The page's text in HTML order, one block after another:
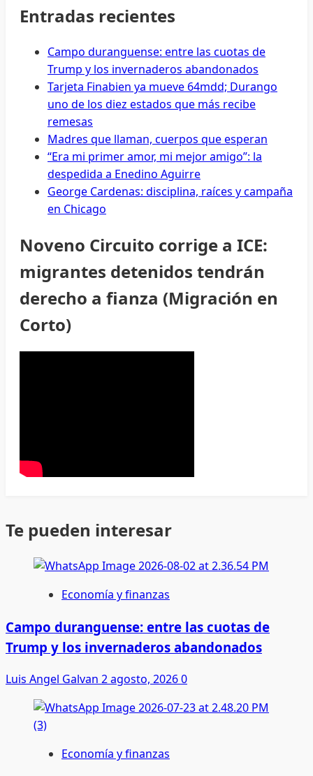
Entradas recientes
Campo duranguense: entre las cuotas de
Trump y los invernaderos abandonados
Tarjeta Finabien ya mueve 64mdd; Durango
uno de los diez estados que más recibe
remesas
Madres que llaman, cuerpos que esperan
“Era mi primer amor, mi mejor amigo”: la
despedida a Enedino Aguirre
George Cardenas: disciplina, raíces y campaña
en Chicago
Noveno Circuito corrige a ICE:
migrantes detenidos tendrán
derecho a fianza (Migración en
Corto)
Te pueden interesar
Economía y finanzas
Campo duranguense: entre las cuotas de
Trump y los invernaderos abandonados
Luis Angel Galvan 2 agosto, 20260
Economía y finanzas